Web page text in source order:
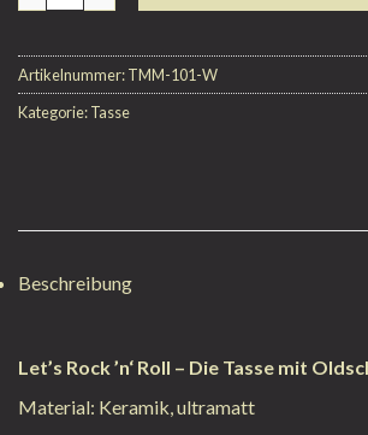
Artikelnummer:TMM-101-W
Kategorie:Tasse
Beschreibung
Let’s Rock ’n‘ Roll – Die Tasse mit
Material: Keramik, ultramatt